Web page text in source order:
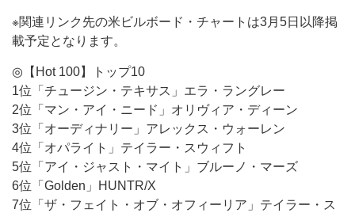
※関連リンク先の米ビルボード・チャートは3月5日以降掲
載予定となります。
◎【Hot 100】トップ10
1位「チュージン・テキサス」エラ・ラングレー
2位「マン・アイ・ニード」オリヴィア・ディーン
3位「オーディナリー」アレックス・ウォーレン
4位「オパライト」テイラー・スウィフト
5位「アイ・ジャスト・マイト」ブルーノ・マーズ
6位「Golden」HUNTR/X
7位「ザ・フェイト・オブ・オフィーリア」テイラー・ス